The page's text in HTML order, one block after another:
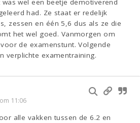
was wel een beetje demotiverend
had. Ze staat er redelijk
zessen en één 5,6 dus als ze die
het wel goed. Vanmorgen om
de examenstunt. Volgende
verplichte examentraining.
11:06
alle vakken tussen de 6.2 en